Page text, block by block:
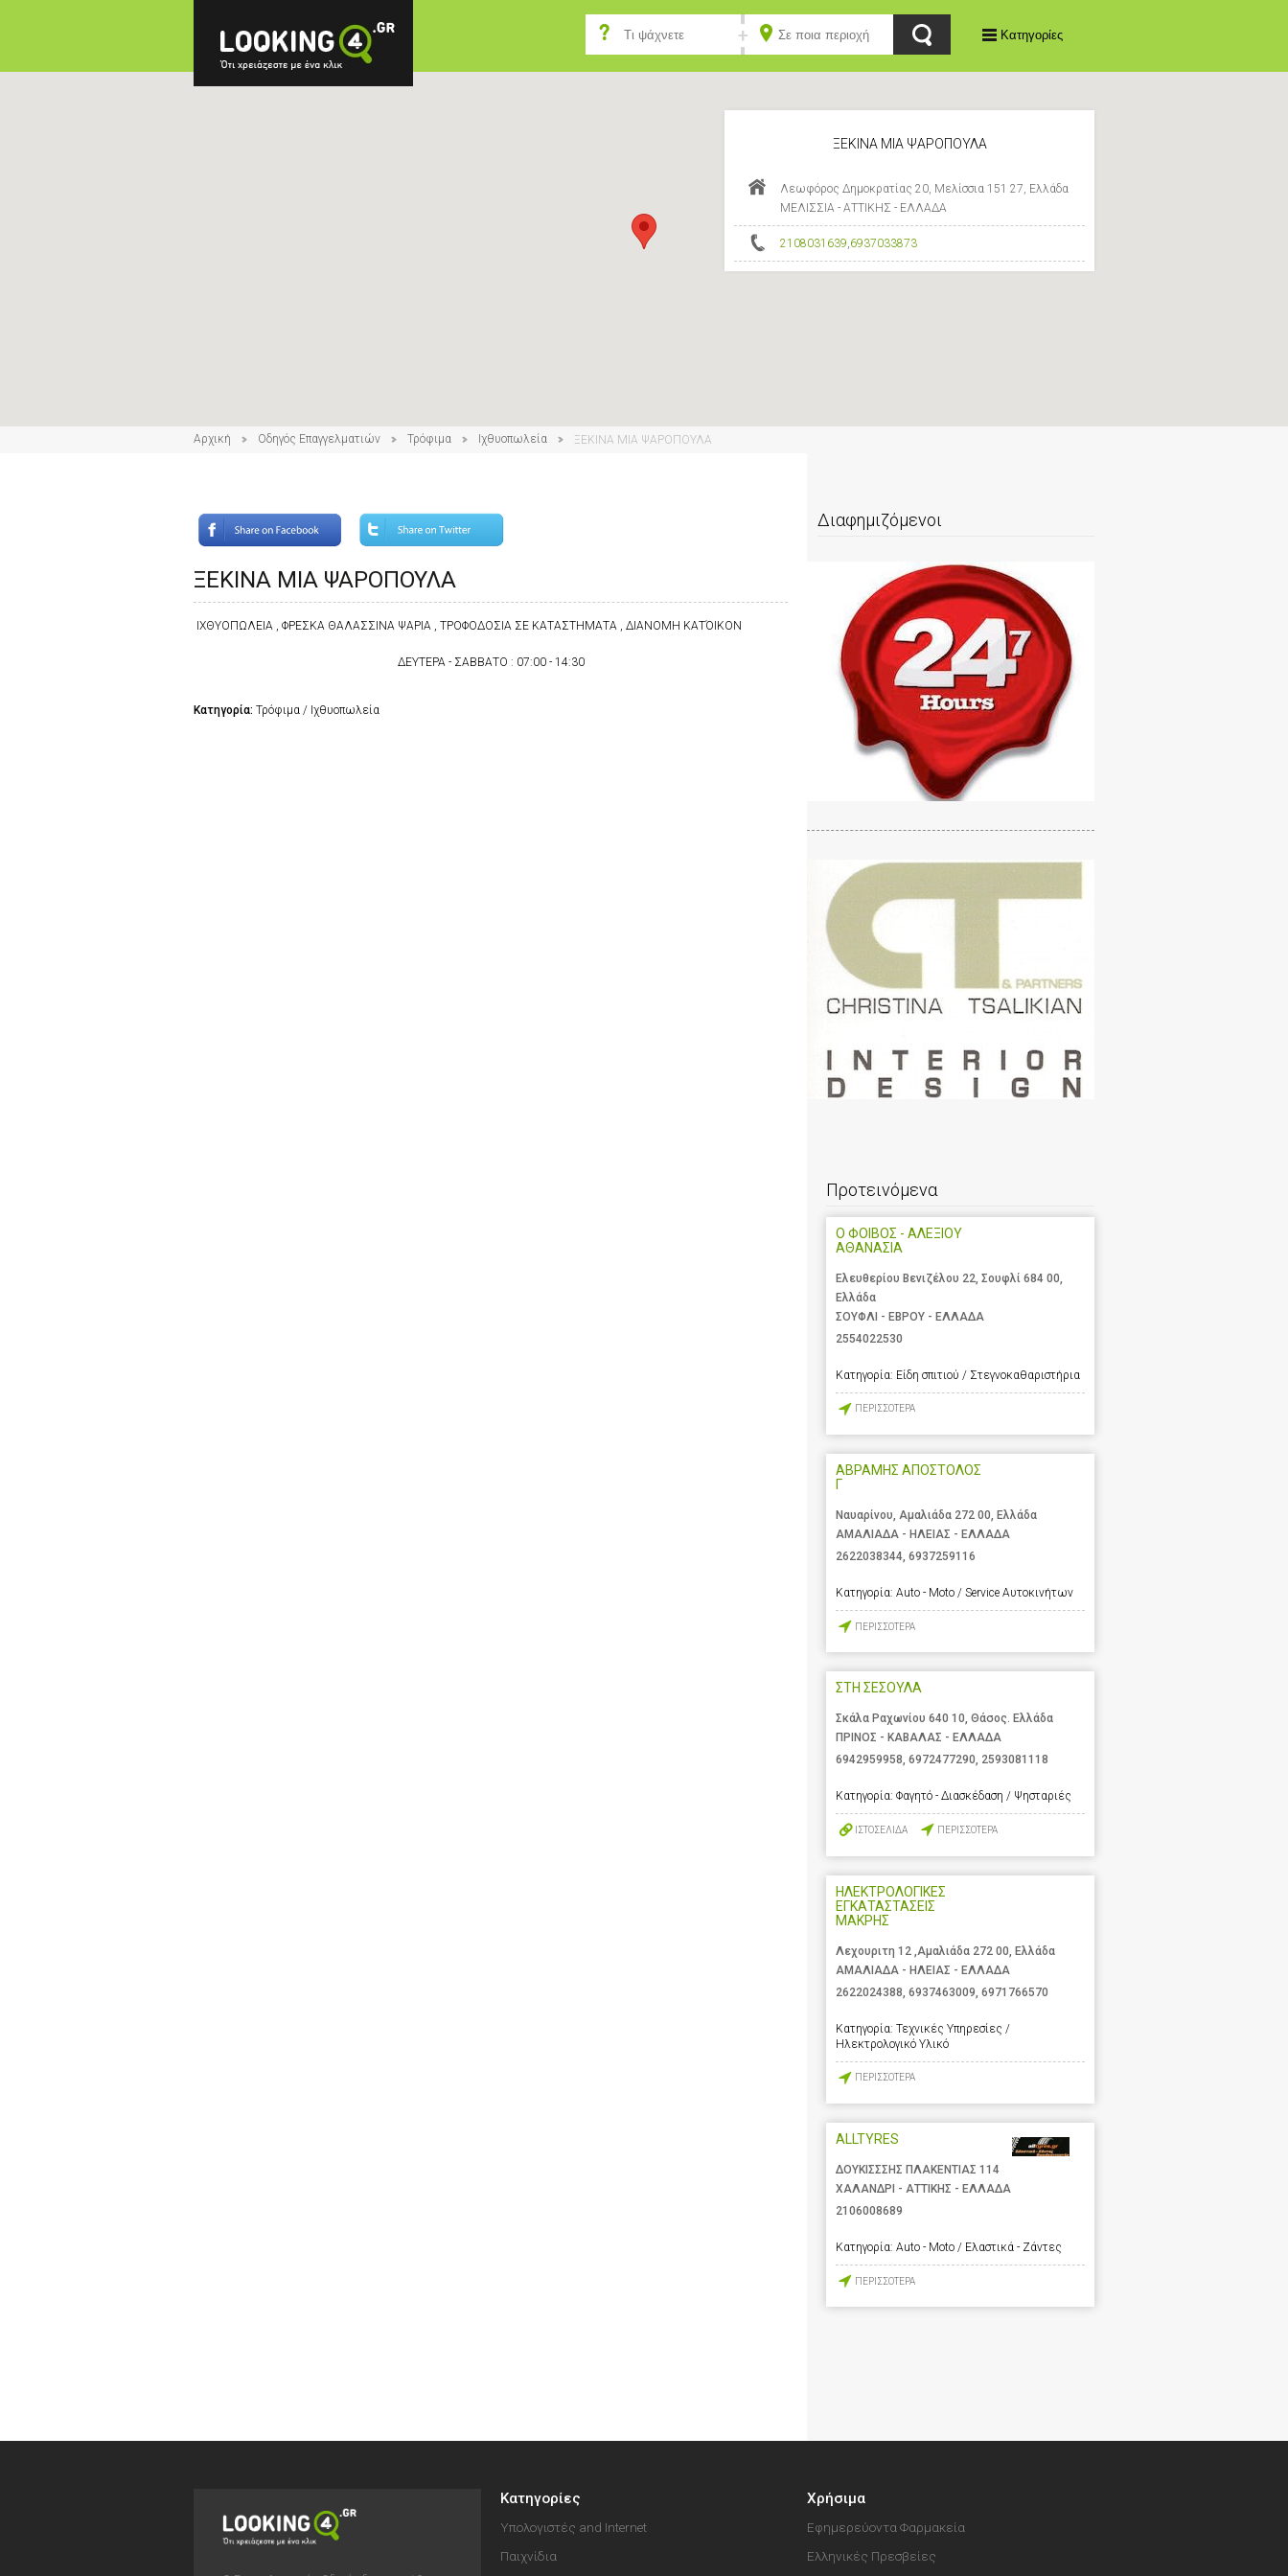
Κατηγορίες
ΞΕΚΙΝΑ ΜΙΑ ΨΑΡΟΠΟΥΛΑ
Λεωφόρος Δημοκρατίας 20, Μελίσσια 151 27, Ελλάδα
ΜΕΛΙΣΣΙΑ - ΑΤΤΙΚΗΣ - ΕΛΛΑΔΑ
2108031639 6937033873
Αρχική Οδηγός Επαγγελματιών Τρόφιμα Ιχθυοπωλεία ΞΕΚΙΝΑ ΜΙΑ ΨΑΡΟΠΟΥΛΑ
ΞΕΚΙΝΑ ΜΙΑ ΨΑΡΟΠΟΥΛΑ
ΙΧΘΥΟΠΩΛΕΙΑ , ΦΡΕΣΚΑ ΘΑΛΑΣΣΙΝΑ ΨΑΡΙΑ , ΤΡΟΦΟΔΟΣΙΑ ΣΕ ΚΑΤΑΣΤΗΜΑΤΑ , ΔΙΑΝΟΜΗ ΚΑΤΌΙΚΟΝ
ΔΕΥΤΕΡΑ - ΣΑΒΒΑΤΟ : 07:00 - 14:30
Κατηγορία: Τρόφιμα / Ιχθυοπωλεία
Διαφημιζόμενοι
Προτεινόμενα
Ο ΦΟΙΒΟΣ - ΑΛΕΞΙΟΥ
ΑΘΑΝΑΣΙΑ
Ελευθερίου Βενιζέλου 22, Σουφλί 684 00,
Ελλάδα
ΣΟΥΦΛΙ - ΕΒΡΟΥ - ΕΛΛΑΔΑ
2554022530
Κατηγορία: Είδη σπιτιού / Στεγνοκαθαριστήρια
ΠΕΡΙΣΣΟΤΕΡΑ
ΑΒΡΑΜΗΣ ΑΠΟΣΤΟΛΟΣ
Γ
Ναυαρίνου, Αμαλιάδα 272 00, Ελλάδα
ΑΜΑΛΙΑΔΑ - ΗΛΕΙΑΣ - ΕΛΛΑΔΑ
2622038344, 6937259116
Κατηγορία: Auto - Moto / Service Αυτοκινήτων
ΠΕΡΙΣΣΟΤΕΡΑ
ΣΤΗ ΣΕΣΟΥΛΑ
Σκάλα Ραχωνίου 640 10, Θάσος. Ελλάδα
ΠΡΙΝΟΣ - ΚΑΒΑΛΑΣ - ΕΛΛΑΔΑ
6942959958, 6972477290, 2593081118
Κατηγορία: Φαγητό - Διασκέδαση / Ψησταριές
ΙΣΤΟΣΕΛΙΔΑ ΠΕΡΙΣΣΟΤΕΡΑ
ΗΛΕΚΤΡΟΛΟΓΙΚΕΣ
ΕΓΚΑΤΑΣΤΑΣΕΙΣ
ΜΑΚΡΗΣ
Λεχουριτη 12 ,Αμαλιάδα 272 00, Ελλάδα
ΑΜΑΛΙΑΔΑ - ΗΛΕΙΑΣ - ΕΛΛΑΔΑ
2622024388 6937463009 6971766570
Κατηγορία: Τεχνικές Υπηρεσίες /
Ηλεκτρολογικό Υλικό
ΠΕΡΙΣΣΟΤΕΡΑ
ALLTYRES
ΔΟΥΚΙΣΣΣΗΣ ΠΛΑΚΕΝΤΙΑΣ 114
ΧΑΛΑΝΔΡΙ - ΑΤΤΙΚΗΣ - ΕΛΛΑΔΑ
2106008689
Κατηγορία: Auto - Moto / Ελαστικά - Ζάντες
ΠΕΡΙΣΣΟΤΕΡΑ
Κατηγορίες
Υπολογιστές and Internet
Παιχνίδια
Χρήσιμα
Εφημερεύοντα Φαρμακεία
Ελληνικές Πρεσβείες